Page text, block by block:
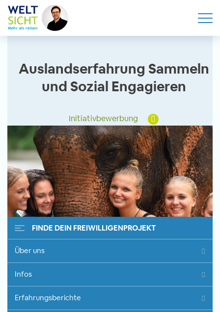
Auslandserfahrung Sammeln
und Sozial Engagieren
Initiativbewerbung
Freiwilligenarbeit im Ausland -
Erfahrungsberichte
FINDE DEIN FREIWILLIGENPROJEKT
Über uns
Infos
Erfahrungsberichte